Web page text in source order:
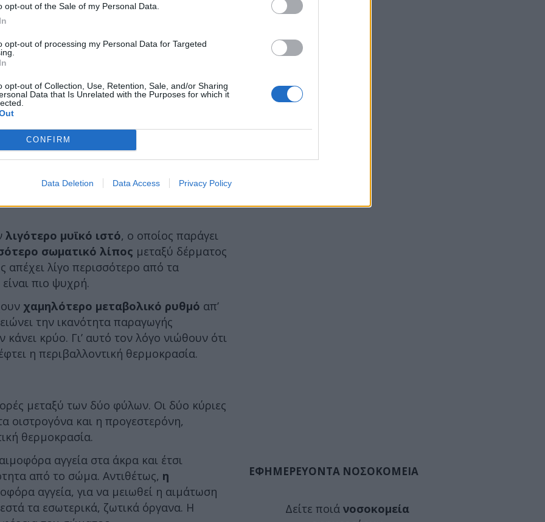
opt-out of the Sale of my Personal Data.
opt-out of processing my Personal Data for Targeted
opt-out of Collection, Use, Retention, Sale, and/or Sharing
Data that Is Unrelated with the Purposes for which it
CONFIRM
Data Deletion Data Access Privacy Policy
λιγότερο μυϊκό ιστό, ο οποίος παράγει
σωματικό λίπος μεταξύ δέρματος
απέχει λίγο περισσότερο από τα
πιο ψυχρή.
χαμηλότερο μεταβολικό ρυθμό απ’
την ικανότητα παραγωγής
κρύο. Γι’ αυτό τον λόγο νιώθουν ότι
η περιβαλλοντική θερμοκρασία.
μεταξύ των δύο φύλων. Οι δύο κύριες
οιστρογόνα και η προγεστερόνη,
θερμοκρασία.
αγγεία στα άκρα και έτσι
από το σώμα. Αντιθέτως, η
αγγεία, για να μειωθεί η αιμάτωση
τα εσωτερικά, ζωτικά όργανα. Η
ΕΦΗΜΕΡΕΥΟΝΤΑ ΝΟΣΟΚΟΜΕΙΑ
Δείτε ποιά νοσοκομεία